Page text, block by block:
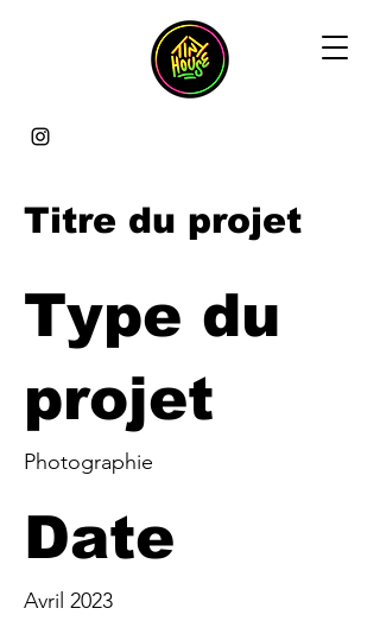
Titre du projet
Type du
projet
Photographie
Date
Avril 2023